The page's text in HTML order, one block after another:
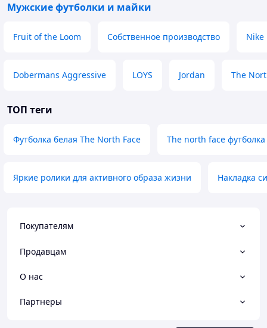
Мужские футболки и майки
Fruit of the Loom Собственное производство Nike
Dobermans Aggressive LOYS Jordan The
ТОП теги
Футболка белая The North Face The north face футболка
Яркие ролики для активного образа жизни Накладка
Покупателям
Продавцам
О нас
Партнеры